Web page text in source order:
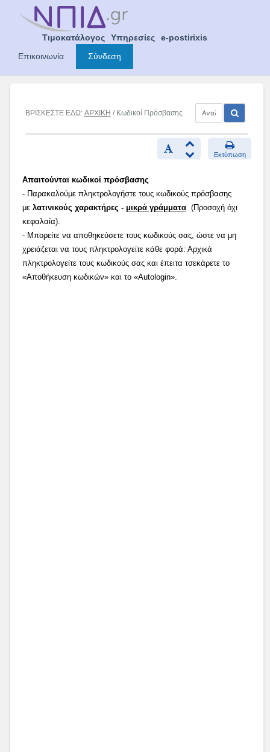
Τιμοκατάλογος Υπηρεσίες
e-postirixis
Επικοινωνία
Σύνδεση
ΒΡΙΣΚΕΣΤΕ ΕΔΩ: ΑΡΧΙΚΗ / Κωδικοί Πρόσβασης
Εκτύπωση
Απαιτούνται κωδικοί πρόσβασης
- Παρακαλούμε πληκτρολογήστε τους κωδικούς πρόσβασης
με λατινικούς χαρακτήρες - μικρά γράμματα(Προσοχή όχι
κεφαλαία).
- Μπορείτε να αποθηκεύσετε τους κωδικούς σας, ώστε να μη
χρειάζεται να τους πληκτρολογείτε κάθε φορά: Αρχικά
πληκτρολογείτε τους κωδικούς σας και έπειτα τσεκάρετε το
«Αποθήκευση κωδικών» και το «Autologin».